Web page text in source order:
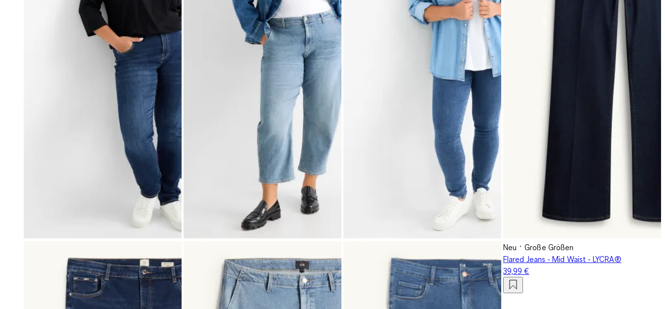
Neu
Große Größen
Flared Jeans - Mid Waist - LYCRA®
39,99 €